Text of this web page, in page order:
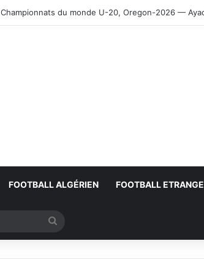
Championnats du monde U-20, Oregon-2026 —
FOOTBALL ALGÉRIEN FOOTBALL